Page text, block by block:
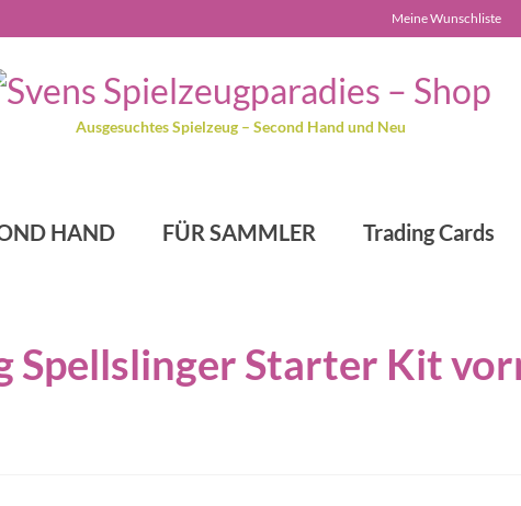
Meine Wunschliste
Ausgesuchtes Spielzeug – Second Hand und Neu
HAND FÜR SAMMLER Trading Cards
Spellslinger Starter Kit